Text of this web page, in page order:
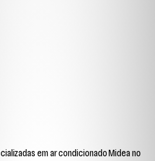
em ar condicionadoMideano